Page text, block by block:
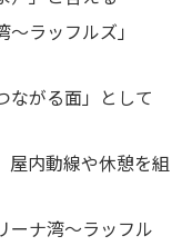
ラッフルズ」
ながる面」として
屋内動線や休憩を組
ーナ湾〜ラッフル